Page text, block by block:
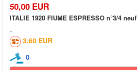
50,00 EUR
ITALIE 1920 FIUME ESPRESSO n°3/4 neuf
3,60 EUR
0